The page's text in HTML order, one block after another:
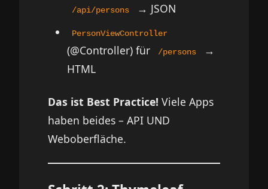
/api/persons → JSON
PersonViewController
(@Controller) für /persons
→
HTML
Das ist Best Practice! Viele Apps
haben beides – API UND
Weboberfläche.